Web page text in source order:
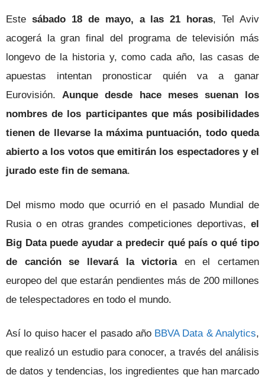
Este sábado 18 de mayo, a las 21 horas, Tel Aviv
acogerá la gran final del programa de televisión más
longevo de la historia y, como cada año, las casas de
apuestas intentan pronosticar quién va a ganar
Eurovisión.Aunque desde hace meses suenan los
nombres de los participantes que más posibilidades
tienen de llevarse la máxima puntuación, todo queda
abierto a los votos que emitirán los espectadores y el
jurado este fin de semana.
Del mismo modo que ocurrió en el pasado Mundial de
Rusia o en otras grandes competiciones deportivas, el
Big Data puede ayudar a predecir qué país o qué tipo
de canción se llevará la victoriaen el certamen
europeo del que estarán pendientes más de 200 millones
de telespectadores en todo el mundo.
Así lo quiso hacer el pasado año BBVA Data & Analytics,
que realizó un estudio para conocer, a través del análisis
de datos y tendencias, los ingredientes que han marcado